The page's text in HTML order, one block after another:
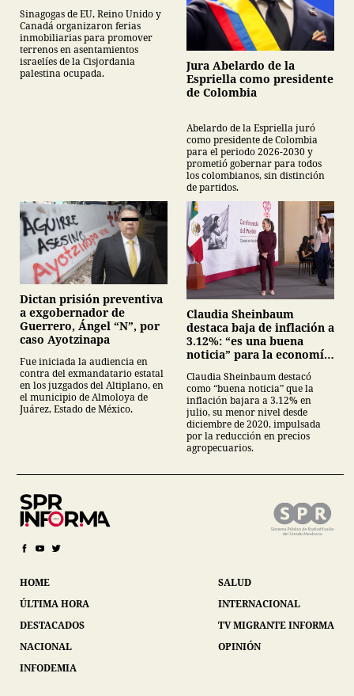
Sinagogas de EU, Reino Unido y
Canadá organizaron ferias
inmobiliarias para promover
terrenos en asentamientos
israelíes de la Cisjordania
palestina ocupada.
Jura Abelardo de la
Espriella como presidente
de Colombia
Abelardo de la Espriella juró
como presidente de Colombia
para el periodo 2026-2030 y
prometió gobernar para todos
los colombianos, sin distinción
de partidos.
Dictan prisión preventiva
a exgobernador de
Guerrero, Ángel “N”, por
caso Ayotzinapa
Fue iniciada la audiencia en
contra del exmandatario estatal
en los juzgados del Altiplano, en
el municipio de Almoloya de
Juárez, Estado de México.
Claudia Sheinbaum
destaca baja de inflación a
3.12%: “es una buena
noticia” para la economía
Claudia Sheinbaum destacó
como “buena noticia” que la
inflación bajara a 3.12% en
julio, su menor nivel desde
diciembre de 2020, impulsada
por la reducción en precios
agropecuarios.
HOME
ÚLTIMA HORA
DESTACADOS
NACIONAL
INFODEMIA
SALUD
INTERNACIONAL
TV MIGRANTE INFORMA
OPINIÓN